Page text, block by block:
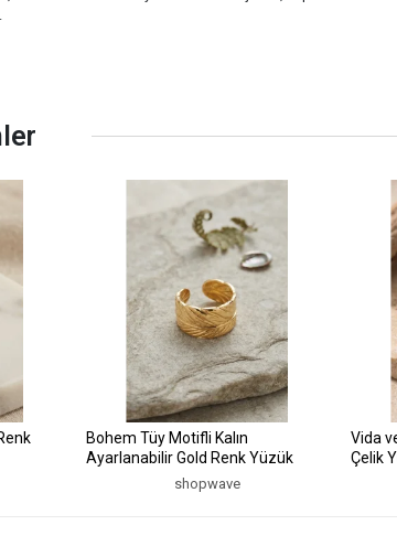
Bohem Tüy Motifli Kalın
Ayarlanabilir Gold Renk Yüzük
shopwave
Vida
Çelik